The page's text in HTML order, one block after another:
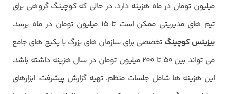
میلیون تومان در ماه هزینه دارد، در حالی که کوچینگ گروهی برای
تیم های مدیریتی ممکن است تا ۱۵ میلیون تومان در ماه برسد.
بیزینس کوچینگ تخصصی برای سازمان های بزرگ با پکیج های جامع
می تواند بین ۵۰ تا ۲۰۰ میلیون تومان در سال هزینه داشته باشد.
این هزینه ها شامل جلسات منظم، تهیه گزارش پیشرفت، ابزارهای